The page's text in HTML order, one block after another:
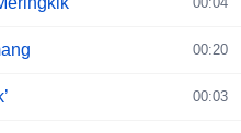
00:20
00:03